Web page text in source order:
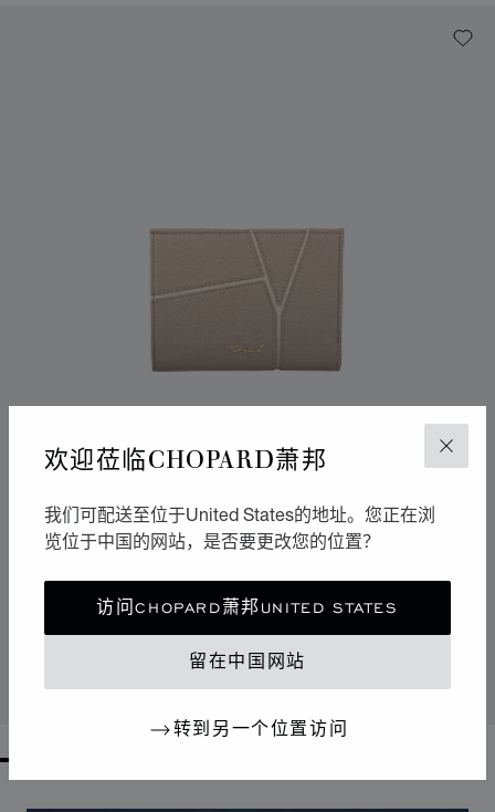
关闭
欢迎莅临CHOPARD萧邦
我们可配送至位于United States的地址。您正在浏
览位于中国的网站，是否要更改您的位置？
访问CHOPARD萧邦UNITED STATES
留在中国网站
转到另一个位置访问
DIAMOND钻石中号钱包
联系我们